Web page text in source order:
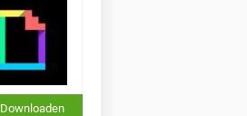
Downloaden